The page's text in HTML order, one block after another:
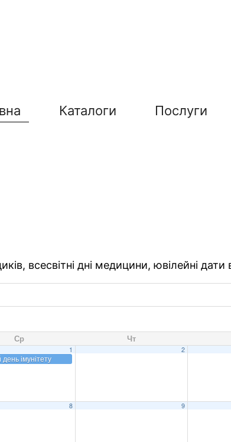
Каталоги Послуги
всесвітні дні медицини, ювілейні
Ср Чт
1
день імунітету
2
8 9